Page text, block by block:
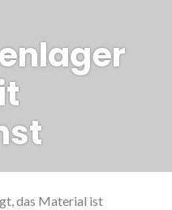
das Material ist